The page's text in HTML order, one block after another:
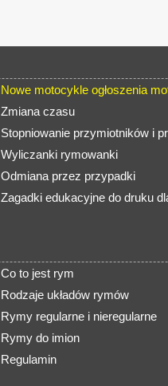
Nowe motocykle ogłoszenia
Zmiana czasu
Stopniowanie przymiotników i
Wyliczanki rymowanki
Odmiana przez przypadki
Zagadki edukacyjne do druku
Co to jest rym
Rodzaje układów rymów
Rymy regularne i nieregularne
Rymy do imion
Regulamin